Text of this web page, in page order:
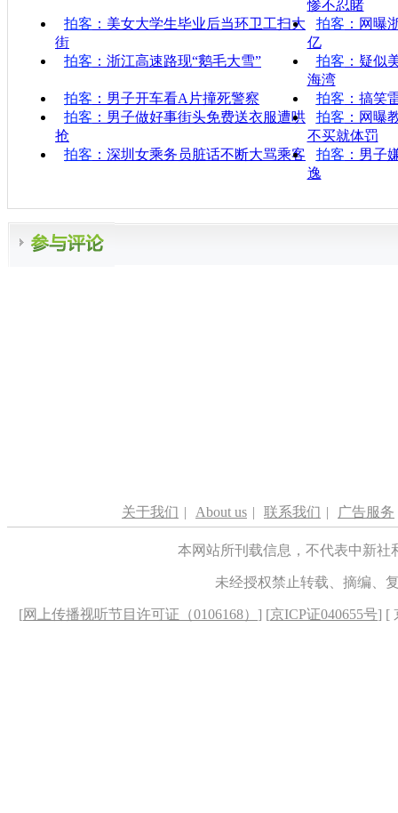
惨不忍睹
拍客 ：美女大学生毕业后当环卫工扫大
街
拍客 ：网曝
亿
拍客 ：浙江高速路现“鹅毛大雪” 拍客 ：疑似
海湾
拍客 ：男子开车看A片撞死警察 拍客 ：搞笑
拍客 ：男子做好事街头免费送衣服遭哄
抢
拍客 ：网曝
不买就体罚
拍客 ：深圳女乘务员脏话不断大骂乘客 拍客 ：男子
逸
关于我们 | About us | 联系我们 | 广告服务
本网站所刊载信息，不代表中新
未经授权禁止转载、摘编、
[网上传播视听节目许可证（0106168） ] [京ICP证040655号] [